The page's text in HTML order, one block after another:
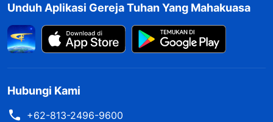
Unduh Aplikasi Gereja Tuhan Yang Mahakuasa
Hubungi Kami
+62-813-2496-9600